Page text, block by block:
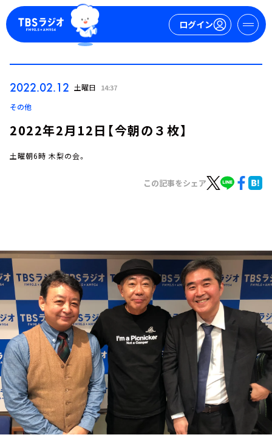
ログイン
トピックス
TBS Podcast
お知らせ
イベント・グッズ
YouTube
会社情報
2022.02.12 土曜日 14:37
その他
2022年2月12日【今朝の３枚】
土曜朝6時 木梨の会。
この記事をシェア